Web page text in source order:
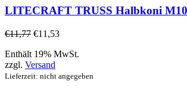
LITECRAFT TRUSS Halbkoni M10
€11,77 €11,53
Enthält 19% MwSt.
zzgl. Versand
Lieferzeit: nicht angegeben